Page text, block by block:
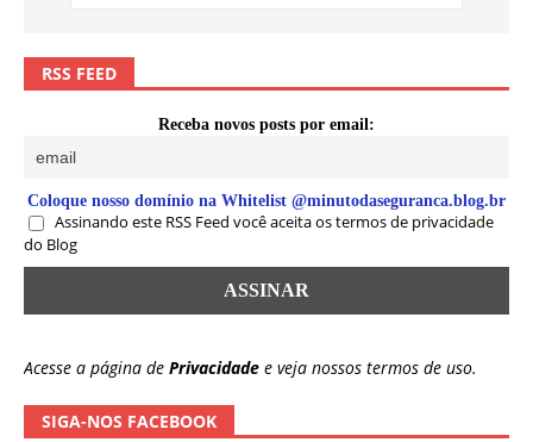
RSS FEED
Receba novos posts por email:
Coloque nosso domínio na Whitelist @minutodaseguranca.blog.br
Assinando este RSS Feed você aceita os termos de privacidade
do Blog
Acesse a página de Privacidade e veja nossos termos de uso.
SIGA-NOS FACEBOOK